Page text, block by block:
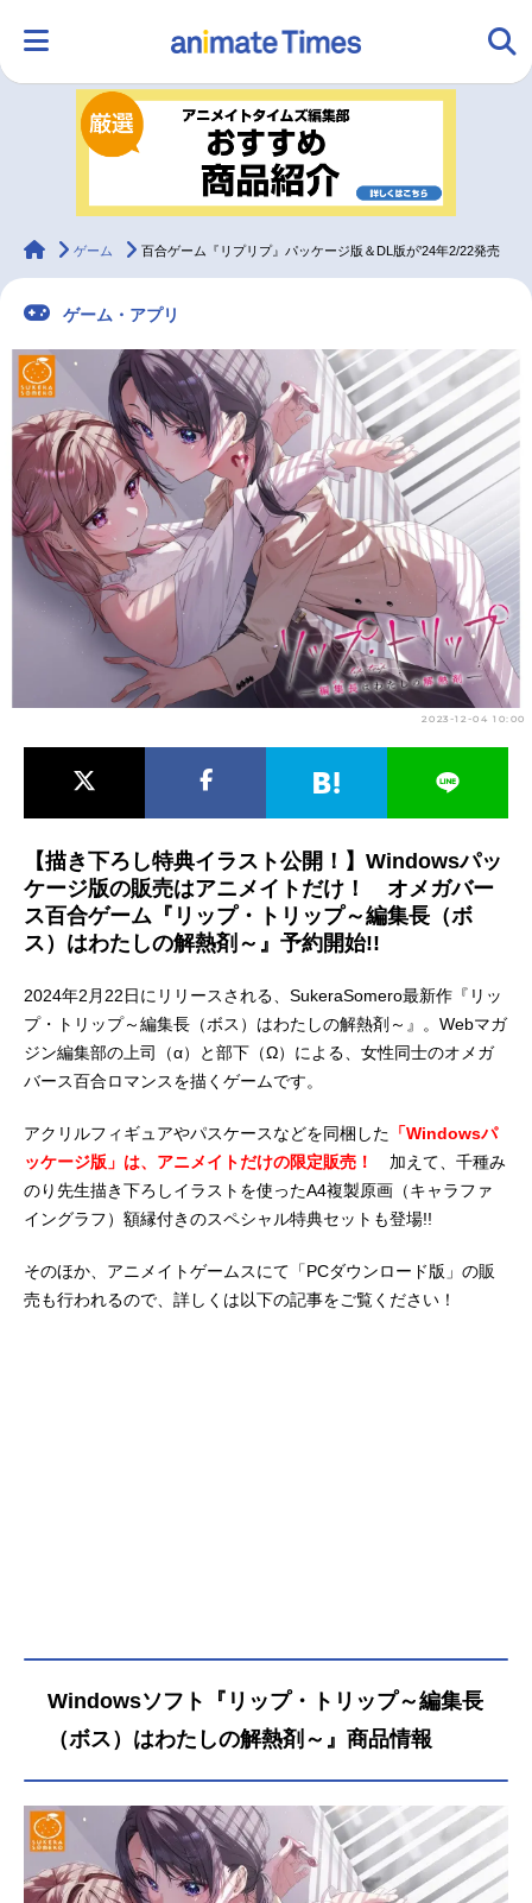
ランキング アニメ
ラジオ
2.5次元 配信・Vtuber トレンド 無料マンガ
最新記事一覧
アニメ記事一覧 声優記事一覧
アニメ映画一覧 実写化映画一覧
今期アニメ曜日別一覧
夏アニメ
男性声優/女性声優一覧
animateTimes
ゲーム 百合ゲーム『リプリプ』パッケージ版＆DL版が'24年2/22発売
ゲーム・アプリ
2023-12-04 10:00
【描き下ろし特典イラスト公開！】Windowsパッ
ケージ版の販売はアニメイトだけ！ オメガバー
ス百合ゲーム『リップ・トリップ～編集長（ボ
ス）はわたしの解熱剤～』予約開始!!
2024年2月22日にリリースされる、SukeraSomero最新作『リッ
プ・トリップ～編集長（ボス）はわたしの解熱剤～』。Webマガ
ジン編集部の上司（α）と部下（Ω）による、女性同士のオメガ
バース百合ロマンスを描くゲームです。
アクリルフィギュアやパスケースなどを同梱した 「Windowsパ
ッケージ版」は、アニメイトだけの限定販売！
加えて、千種み
のり先生描き下ろしイラストを使ったA4複製原画（キャラファ
イングラフ）額縁付きのスペシャル特典セットも登場!!
そのほか、アニメイトゲームスにて「PCダウンロード版」の販
売も行われるので、詳しくは以下の記事をご覧ください！
Windowsソフト『リップ・トリップ～編集長
（ボス）はわたしの解熱剤～』商品情報